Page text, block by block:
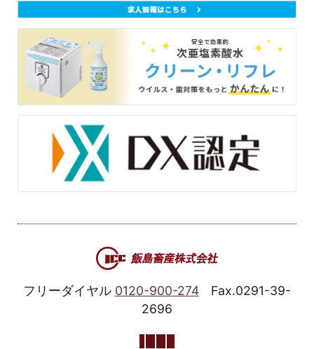
フリーダイヤル 0120-900-274
Fax.0291-39-
2696